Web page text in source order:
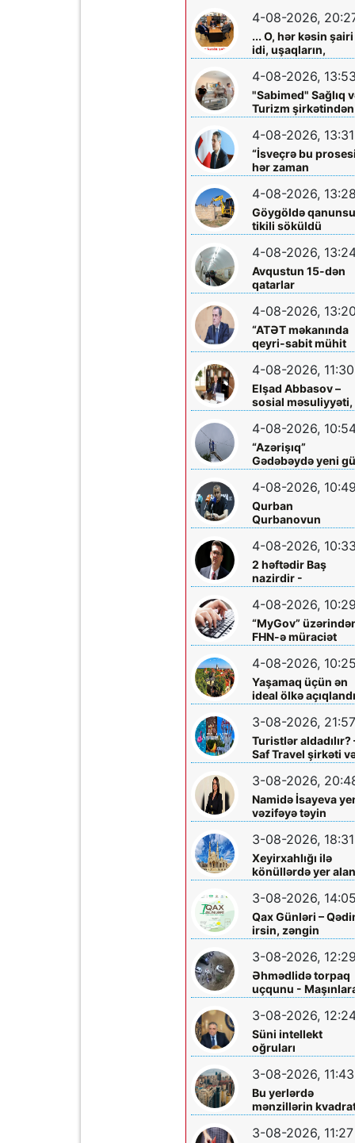
Açıqladı
4-08-2026,
... O, hər kəsin şairi
idi, uşaqların,
gənclərin,
böyüklərin qəlbinə
yol tapan incə
söz sərrafı idi...
4-08-2026, 13:53
"Sabimed" Sağlıq
Turizm şirkətindən
növbəti xeyirxah
addım – Türkiyədə
müalicə alan
körpəyə hərtərəfli
dəstək
4-08-2026, 13:31
“İsveçrə bu prosesi
hər zaman
dəstəkləməyə
hazırdır”
4-08-2026, 13:28
Göygöldə
tikili söküldü
4-08-2026,
Avqustun 15-dən
qatarlar
“Nizami”-“28 May”
arasında
işləməyəcək
4-08-2026, 13:20
“ATƏT məkanında
qeyri-sabit mühit
hökm sürür”
4-08-2026, 11:30
Elşad Abbasov –
sosial məsuliyyəti,
xeyriyyəçiliyi və
dəyərlərə bağlılığı
ilə seçilən nüfuzlu
rəhbər
4-08-2026,
“Azərişıq”
Gədəbəydə yeni
mərkəzləri
quraşdırdı
4-08-2026, 10:49
Qurban
Qurbanovun
mətbuat konfransı
Bakıda olacaq
4-08-2026, 10:33
2 həftədir Baş
nazirdir -
Məzuniyyətə çıxır
4-08-2026, 10:29
“MyGov”
FHN-ə müraciət
etmək olacaq
4-08-2026, 10:25
Yaşamaq üçün ən
ideal ölkə açıqlandı
3-08-2026, 21:57
Turistlər aldadılır?
Saf Travel şirkəti
Nabran turu ilə
ciddi iddialar
araşdırılmalıdır
3-08-2026,
Namidə İsayeva
vəzifəyə təyin
olundu
3-08-2026, 18:31
Xeyirxahlığı ilə
könüllərdə yer alan
Heydər müəllimə
şəfa diləyirik
3-08-2026, 14:05
Qax Günləri –
irsin, zəngin
mədəniyyətin və
müasir inkişafın
bayramı
3-08-2026, 12:29
Əhmədlidə torpaq
uçqunu -
zərər dəydi
3-08-2026,
Süni intellekt
oğruları
3-08-2026, 11:43
Bu yerlərdə
mənzillərin
7 min oldu
3-08-2026, 11:27